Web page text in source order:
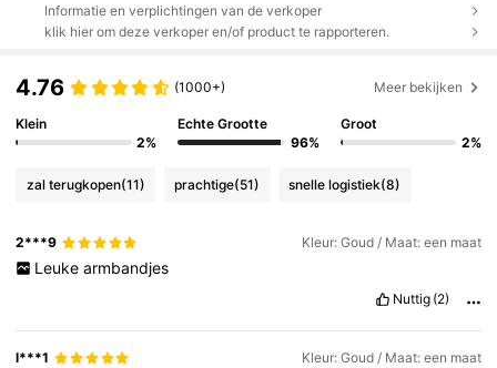
Informatie en verplichtingen van de verkoper
klik hier om deze verkoper en/of product te rapporteren.
4.76 (1000+) Meer bekijken
Klein
2%
Echte Grootte
96%
Groot
2%
zal terugkopen(11) prachtige(51) snelle logistiek(8)
2***9 Kleur: Goud / Maat: een maat
Leuke armbandjes
Nuttig (2)
l***1 Kleur: Goud / Maat: een maat